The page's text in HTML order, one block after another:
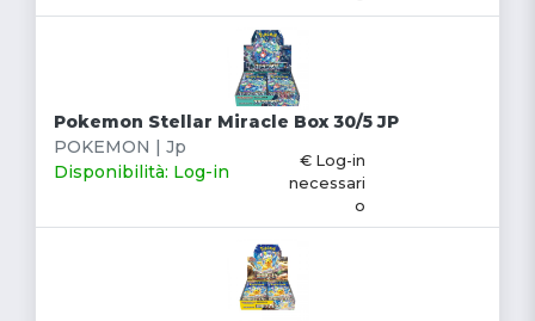
Pokemon Stellar Miracle Box 30/5 JP
POKEMON | Jp
Disponibilità: Log-in
€ Log-in
necessari
o